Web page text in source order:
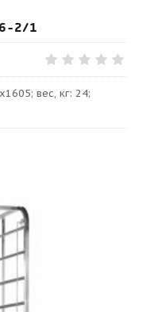
2/1
вес, кг: 24;